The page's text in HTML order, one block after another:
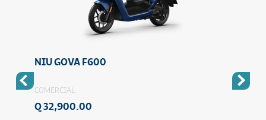
NIU GOVA F600
COMERCIAL
Q 32,900.00